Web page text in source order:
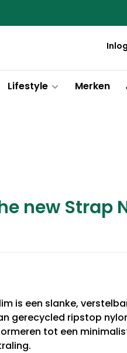
Lifestyle Merken
new Strap
is een slanke,
gerecycled ripstop
tot een